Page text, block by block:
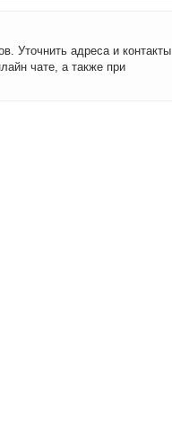
Уточнить адреса и контакты
чате, а также при